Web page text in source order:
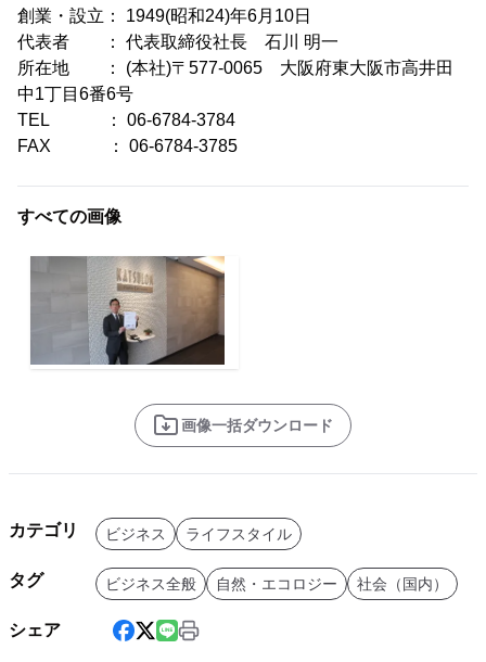
創業・設立： 1949(昭和24)年6月10日
代表者 ： 代表取締役社長 石川 明一
所在地 ： (本社)〒577-0065 大阪府東大阪市高井田
中1丁目6番6号
TEL ： 06-6784-3784
FAX ： 06-6784-3785
すべての画像
画像一括ダウンロード
カテゴリ ビジネス ライフスタイル
タグ ビジネス全般 自然・エコロジー 社会（国内）
シェア